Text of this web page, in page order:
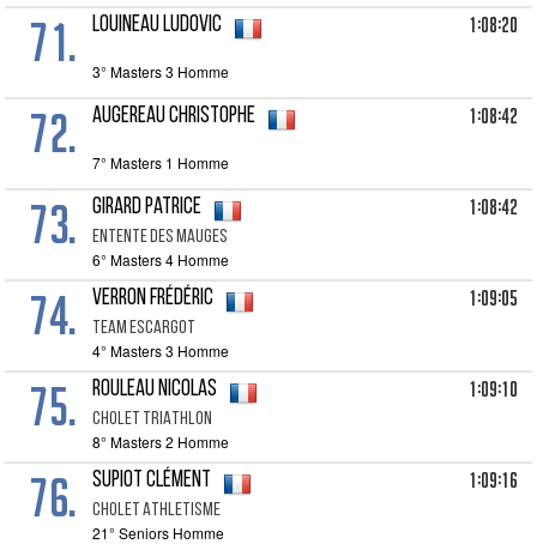
71. LOUINEAU Ludovic 1:08:20
3° Masters 3 Homme
72. AUGEREAU Christophe 1:08:42
7° Masters 1 Homme
73. GIRARD Patrice
ENTENTE DES MAUGES
1:08:42
6° Masters 4 Homme
74. VERRON Frédéric
TEAM ESCARGOT
1:09:05
4° Masters 3 Homme
75. ROULEAU Nicolas
CHOLET TRIATHLON
1:09:10
8° Masters 2 Homme
76. SUPIOT Clément
CHOLET ATHLETISME
1:09:16
21° Seniors Homme